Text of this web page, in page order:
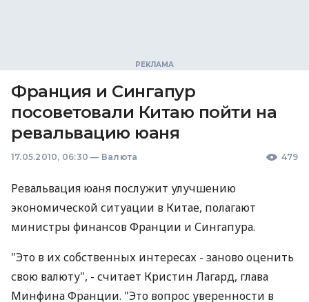
Франция и Сингапур
посоветовали Китаю пойти на
ревальвацию юаня
17.05.2010, 06:30 — Валюта 479
Ревальвация юаня послужит улучшению
экономической ситуации в Китае, полагают
министры финансов Франции и Сингапура.
"Это в их собственных интересах - заново оценить
свою валюту", - считает Кристин Лагард, глава
Минфина Франции. "Это вопрос уверенности в